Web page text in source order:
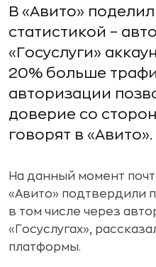
В «Авито»
статистикой –
«Госуслуги»
20% больше
авторизации
доверие со
говорят в «Авито».
На данный момент
«Авито» подтвердили
в том числе через
«Госуслугах»,
платформы.